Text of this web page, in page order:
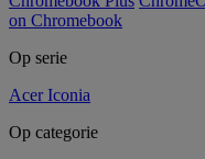
on Chromebook
Op serie
Acer Iconia
Op categorie